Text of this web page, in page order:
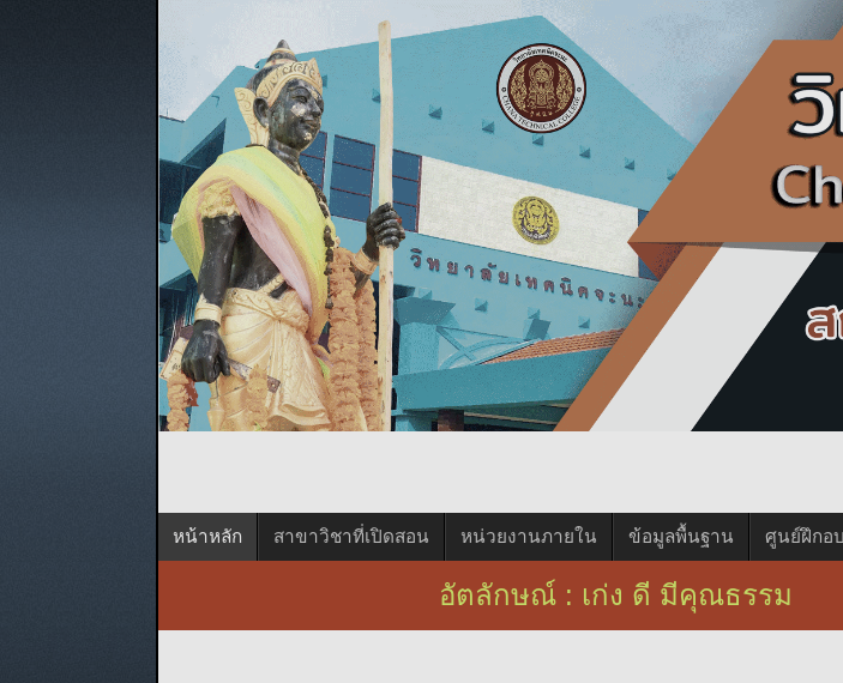
หน้าหลัก สาขาวิชาที่เปิดสอน หน่วยงานภายใน ข้อมูลพื้นฐาน ศูนย์ฝึกอ
อัตลักษณ์ : เก่ง ดี มีคุณธร